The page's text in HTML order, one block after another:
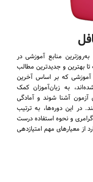
منابع آموزشی در
بهترین و جدیدترین مطالب
آموزشی که بر اساس آخرین
به زبان‌آموزان کمک
آشنا شوند و آمادگی
در این دوره‌ها، به ترتیب
و نحوه استفاده درست
از معیارهای مهم امتیازدهی